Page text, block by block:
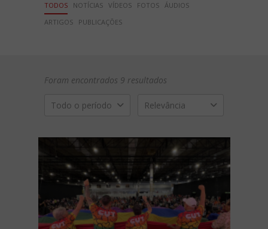
TODOS NOTÍCIAS VÍDEOS FOTOS ÁUDIOS
ARTIGOS
PUBLICAÇÕES
Foram encontrados 9 resultados
Todo o período Relevância